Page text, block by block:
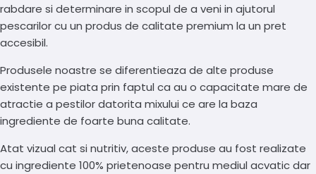
rabdare si determinare in scopul de a veni in ajutorul
pescarilor cu un produs de calitate premium la un pret
accesibil.
Produsele noastre se diferentieaza de alte produse
existente pe piata prin faptul ca au o capacitate mare de
atractie a pestilor datorita mixului ce are la baza
ingrediente de foarte buna calitate.
Atat vizual cat si nutritiv, aceste produse au fost realizate
cu ingrediente 100% prietenoase pentru mediul acvatic dar